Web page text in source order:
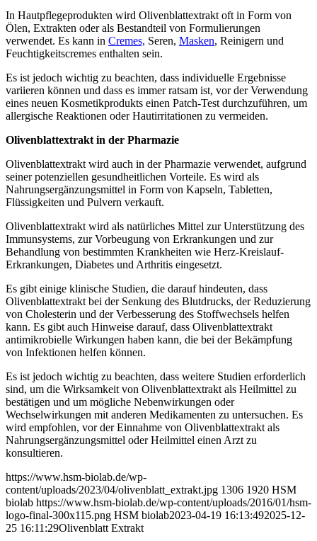
In Hautpflegeprodukten wird Olivenblattextrakt oft in Form von
Ölen, Extrakten oder als Bestandteil von Formulierungen
verwendet. Es kann in Cremes, Seren, Masken, Reinigern und
Feuchtigkeitscremes enthalten sein.
Es ist jedoch wichtig zu beachten, dass individuelle Ergebnisse
variieren können und dass es immer ratsam ist, vor der Verwendung
eines neuen Kosmetikprodukts einen Patch-Test durchzuführen, um
allergische Reaktionen oder Hautirritationen zu vermeiden.
Olivenblattextrakt in der Pharmazie
Olivenblattextrakt wird auch in der Pharmazie verwendet, aufgrund
seiner potenziellen gesundheitlichen Vorteile. Es wird als
Nahrungsergänzungsmittel in Form von Kapseln, Tabletten,
Flüssigkeiten und Pulvern verkauft.
Olivenblattextrakt wird als natürliches Mittel zur Unterstützung des
Immunsystems, zur Vorbeugung von Erkrankungen und zur
Behandlung von bestimmten Krankheiten wie Herz-Kreislauf-
Erkrankungen, Diabetes und Arthritis eingesetzt.
Es gibt einige klinische Studien, die darauf hindeuten, dass
Olivenblattextrakt bei der Senkung des Blutdrucks, der Reduzierung
von Cholesterin und der Verbesserung des Stoffwechsels helfen
kann. Es gibt auch Hinweise darauf, dass Olivenblattextrakt
antimikrobielle Wirkungen haben kann, die bei der Bekämpfung
von Infektionen helfen können.
Es ist jedoch wichtig zu beachten, dass weitere Studien erforderlich
sind, um die Wirksamkeit von Olivenblattextrakt als Heilmittel zu
bestätigen und um mögliche Nebenwirkungen oder
Wechselwirkungen mit anderen Medikamenten zu untersuchen. Es
wird empfohlen, vor der Einnahme von Olivenblattextrakt als
Nahrungsergänzungsmittel oder Heilmittel einen Arzt zu
konsultieren.
https://www.hsm-biolab.de/wp-
content/uploads/2023/04/olivenblatt_extrakt.jpg 1306 1920 HSM
biolab https://www.hsm-biolab.de/wp-content/uploads/2016/01/hsm-
logo-final-300x115.png HSM biolab2023-04-19 16:13:492025-12-
25 16:11:29Olivenblatt Extrakt